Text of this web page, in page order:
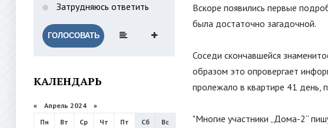
Затрудняюсь ответить
ГОЛОСОВАТЬ
КАЛЕНДАРЬ
« Апрель 2024 »
Пн
Вт Ср Чт Пт Сб
Вс
Вскоре появились первые
была достаточно загадочной.
Соседи скончавшейся
образом это опровергает
пролежало в квартире 41 день,
"Многие участники „Дома-2“